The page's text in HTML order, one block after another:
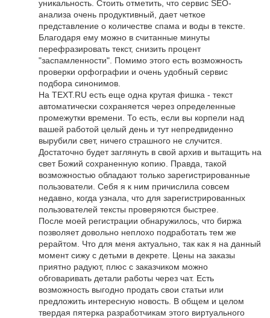
уникальность. Стоить отметить, что сервис SEO-
анализа очень продуктивный, дает четкое
представление о количестве спама и воды в тексте.
Благодаря ему можно в считанные минуты
перефразировать текст, снизить процент
"заспамленности". Помимо этого есть возможность
проверки орфографии и очень удобный сервис
подбора синонимов.
На TEXT.RU есть еще одна крутая фишка - текст
автоматически сохраняется через определенные
промежутки времени. То есть, если вы корпели над
вашей работой целый день и тут непредвиденно
вырубили свет, ничего страшного не случится.
Достаточно будет заглянуть в свой архив и вытащить на
свет Божий сохраненную копию. Правда, такой
возможностью обладают только зарегистрированные
пользователи. Себя я к ним причислила совсем
недавно, когда узнала, что для зарегистрированных
пользователей тексты проверяются быстрее.
После моей регистрации обнаружилось, что биржа
позволяет довольно неплохо подработать тем же
рерайтом. Что для меня актуально, так как я на данный
момент сижу с детьми в декрете. Цены на заказы
приятно радуют, плюс с заказчиком можно
обговаривать детали работы через чат. Есть
возможность выгодно продать свои статьи или
предложить интересную новость. В общем и целом
твердая пятерка разработчикам этого виртуального